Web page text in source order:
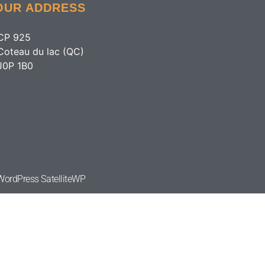
ADDRESS
925
du lac (QC)
1B0
SatelliteWP